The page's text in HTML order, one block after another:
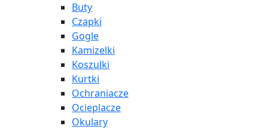
Buty
Czapki
Gogle
Kamizelki
Koszulki
Kurtki
Ochraniacze
Ocieplacze
Okulary